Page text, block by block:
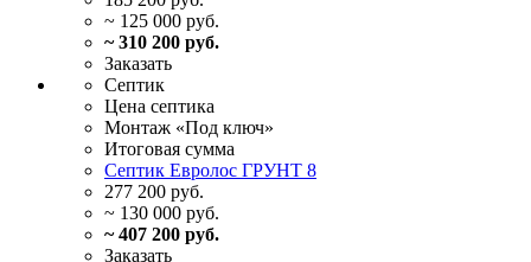
~ 125 000 руб.
~ 310 200 руб.
Заказать
Септик
Цена септика
Монтаж «Под ключ»
Итоговая сумма
Септик Евролос ГРУНТ 8
277 200 руб.
~ 130 000 руб.
~ 407 200 руб.
Заказать